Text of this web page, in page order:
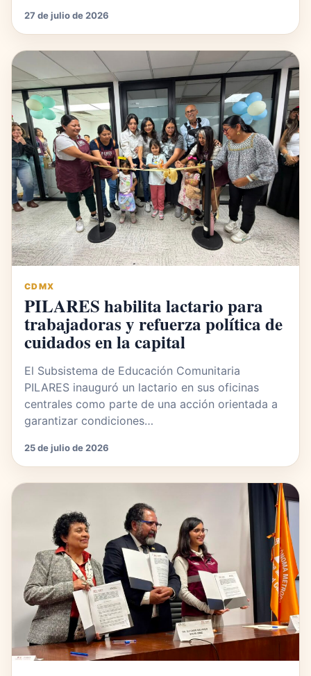
27 de julio de 2026
CDMX
PILARES habilita lactario para
trabajadoras y refuerza política de
cuidados en la capital
El Subsistema de Educación Comunitaria
PILARES inauguró un lactario en sus oficinas
centrales como parte de una acción orientada a
garantizar condiciones…
25 de julio de 2026